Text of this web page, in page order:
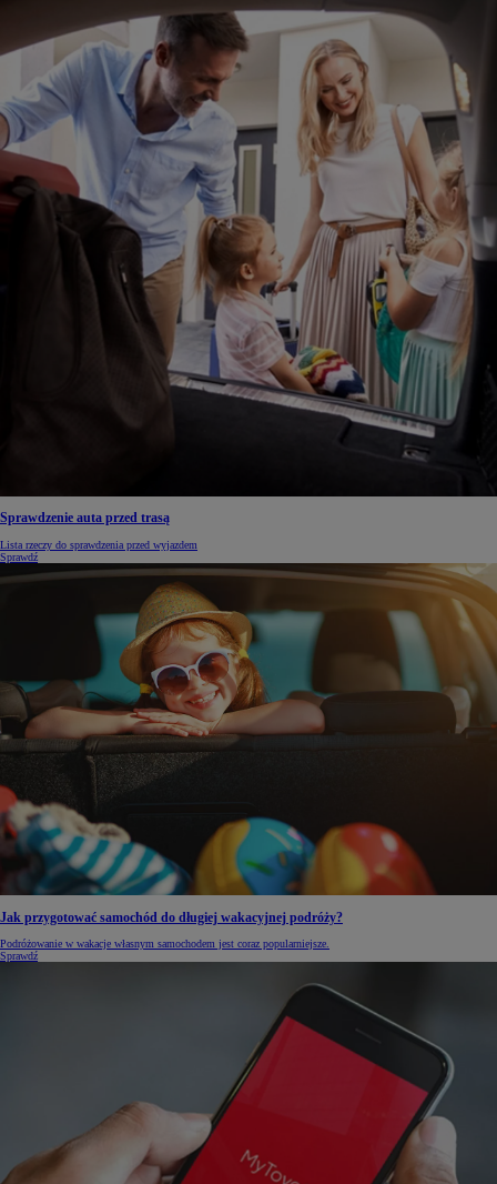
Sprawdzenie auta przed trasą
Lista rzeczy do sprawdzenia przed wyjazdem
Sprawdź
Jak przygotować samochód do długiej wakacyjnej podróży?
Podróżowanie w wakacje własnym samochodem jest coraz popularniejsze.
Sprawdź